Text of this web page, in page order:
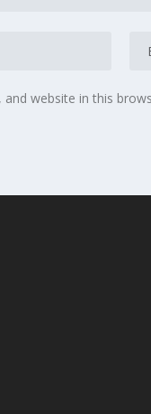
and website in this